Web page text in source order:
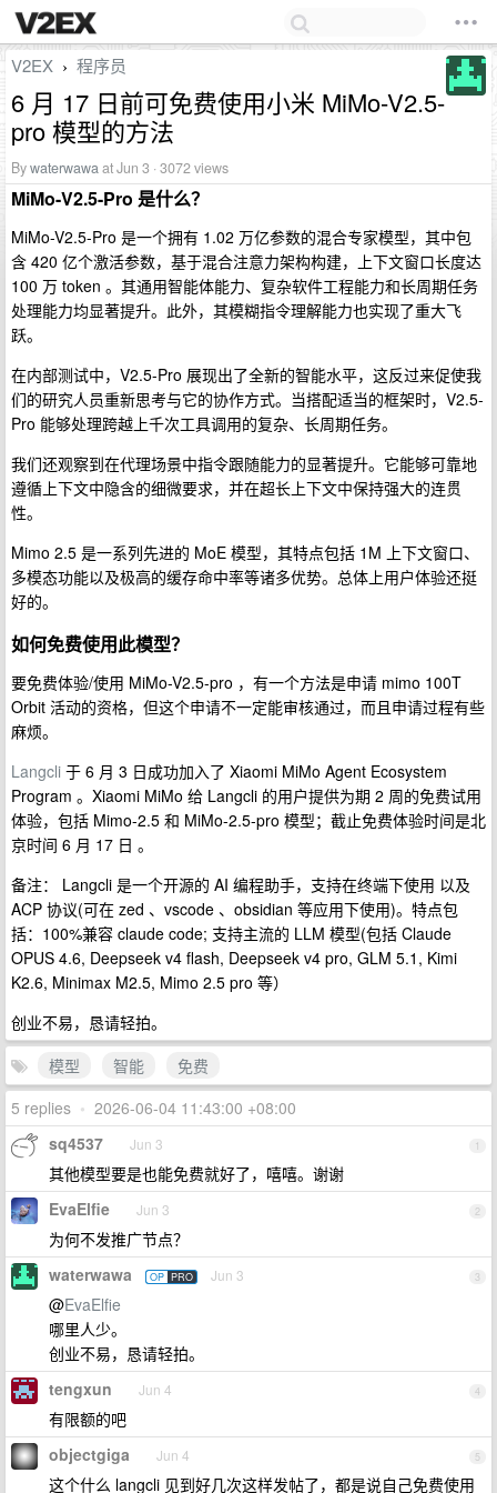
V2EX › 程序员
6 月 17 日前可免费使用小米 MiMo-V2.5-
pro 模型的方法
Bywaterwawaat Jun 3 · 3072 views
MiMo-V2.5-Pro 是什么？
MiMo-V2.5-Pro 是一个拥有 1.02 万亿参数的混合专家模型，其中包
含 420 亿个激活参数，基于混合注意力架构构建，上下文窗口长度达
100 万 token 。其通用智能体能力、复杂软件工程能力和长周期任务
处理能力均显著提升。此外，其模糊指令理解能力也实现了重大飞
跃。
在内部测试中，V2.5-Pro 展现出了全新的智能水平，这反过来促使我
们的研究人员重新思考与它的协作方式。当搭配适当的框架时，V2.5-
Pro 能够处理跨越上千次工具调用的复杂、长周期任务。
我们还观察到在代理场景中指令跟随能力的显著提升。它能够可靠地
遵循上下文中隐含的细微要求，并在超长上下文中保持强大的连贯
性。
Mimo 2.5 是一系列先进的 MoE 模型，其特点包括 1M 上下文窗口、
多模态功能以及极高的缓存命中率等诸多优势。总体上用户体验还挺
好的。
如何免费使用此模型？
要免费体验/使用 MiMo-V2.5-pro ，有一个方法是申请 mimo 100T
Orbit 活动的资格，但这个申请不一定能审核通过，而且申请过程有些
麻烦。
Langcli 于 6 月 3 日成功加入了 Xiaomi MiMo Agent Ecosystem
Program 。Xiaomi MiMo 给 Langcli 的用户提供为期 2 周的免费试用
体验，包括 Mimo-2.5 和 MiMo-2.5-pro 模型；截止免费体验时间是北
京时间 6 月 17 日 。
备注： Langcli 是一个开源的 AI 编程助手，支持在终端下使用 以及
ACP 协议(可在 zed 、vscode 、obsidian 等应用下使用)。特点包
括：100%兼容 claude code; 支持主流的 LLM 模型(包括 Claude
OPUS 4.6, Deepseek v4 flash, Deepseek v4 pro, GLM 5.1, Kimi
K2.6, Minimax M2.5, Mimo 2.5 pro 等）
创业不易，恳请轻拍。
模型
智能
免费
5 replies • 2026-06-04 11:43:00 +08:00
1
sq4537 Jun 3
其他模型要是也能免费就好了，嘻嘻。谢谢
2
EvaElfie Jun 3
为何不发推广节点？
3
waterwawa OP PRO Jun 3
@EvaElfie
哪里人少。
创业不易，恳请轻拍。
4
tengxun Jun 4
有限额的吧
5
objectgiga Jun 4
这个什么 langcli 见到好几次这样发帖了，都是说自己免费使用